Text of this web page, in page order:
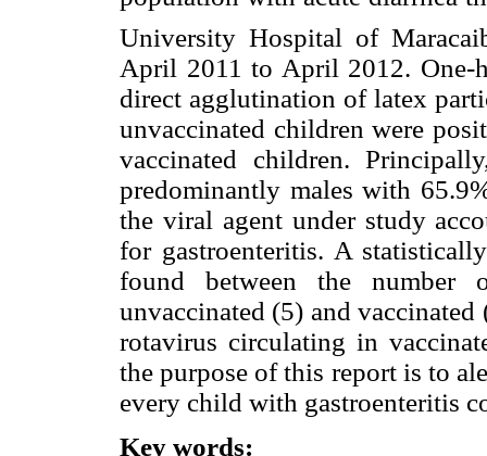
University Hospital of
April 2011 to April 2012. One-
direct agglutination of latex
unvaccinated children were
vaccinated children.
predominantly males with
the viral agent under study
for gastroenteritis. A
found between the
unvaccinated (5) and
rotavirus circulating in
the purpose of this report is to
every child with gastroenteritis
Key words: